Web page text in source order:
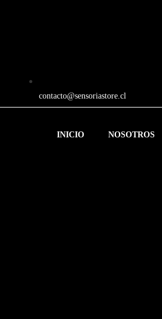
contacto@sensoriastore.cl
INICIO NOSOTROS